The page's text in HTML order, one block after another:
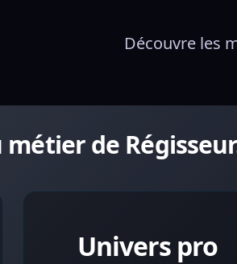
Découvre les
métier de
Univers pro